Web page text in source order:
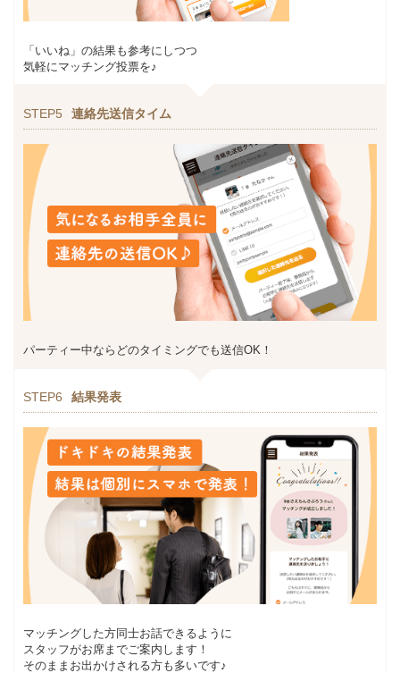
「いいね」の結果も参考にしつつ
気軽にマッチング投票を♪
STEP5 連絡先送信タイム
パーティー中ならどのタイミングでも送信OK！
STEP6 結果発表
マッチングした方同士お話できるように
スタッフがお席までご案内します！
そのままお出かけされる方も多いです♪